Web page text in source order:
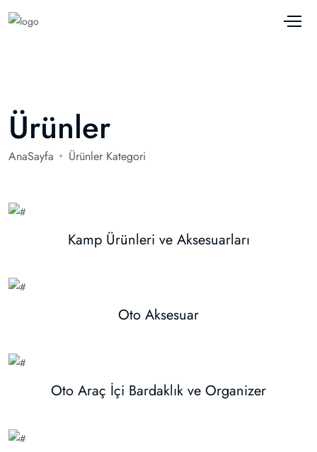
Ürünler
AnaSayfa Ürünler Kategori
Kamp Ürünleri ve Aksesuarları
Oto Aksesuar
Oto Araç İçi Bardaklık ve Organizer